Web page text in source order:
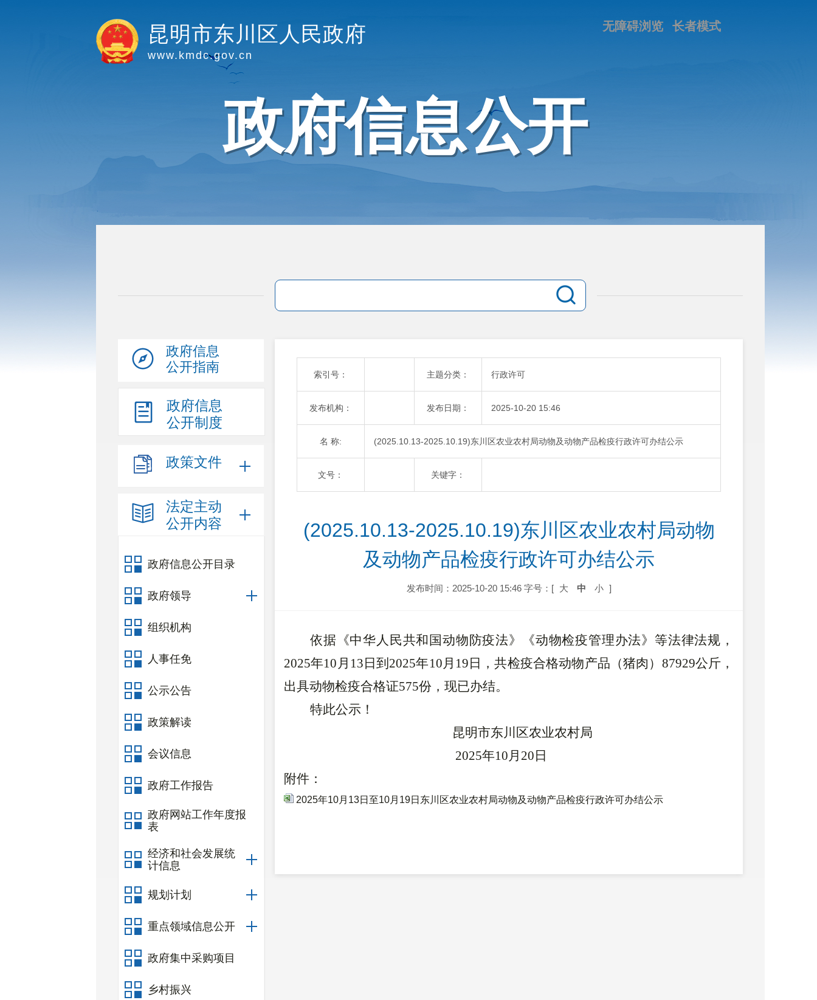
长者模式
无障碍浏览
昆明市东川区人民政府
www.kmdc.gov.cn
政府信息公开
政府信息
公开指南
政府信息
公开制度
政策文件
法定主动
公开内容
政府信息公开目录
政府领导
组织机构
人事任免
公示公告
政策解读
会议信息
政府工作报告
政府网站工作年度报
表
经济和社会发展统
计信息
规划计划
重点领域信息公开
政府集中采购项目
乡村振兴
索引号： 主题分类： 行政许可
发布机构： 发布日期： 2025-10-20 15:46
名 称: (2025.10.13-2025.10.19)东川区农业农村局动物及动物产品检疫行政许可办结公示
文号： 关键字：
(2025.10.13-2025.10.19)东川区农业农村局动物
及动物产品检疫行政许可办结公示
发布时间：2025-10-20 15:46 字号：[ 大 中 小 ]
依据《中华人民共和国动物防疫法》《动物检疫管理办法》等法律法规，
2025年10 月 13 日到 2025年10月 19 日，共检疫合格动物产品（猪肉） 87929公斤，
出具动物检疫合格证575份，现已办结。
特此公示！
昆明市东川区农业农村局
2025年10月 20 日
附件：
2025年10月13日至10月19日东川区农业农村局动物及动物产品检疫行政许可办结公示